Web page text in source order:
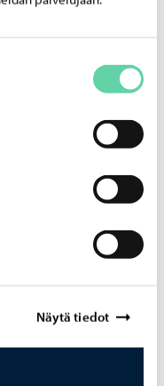
Näytä tiedot